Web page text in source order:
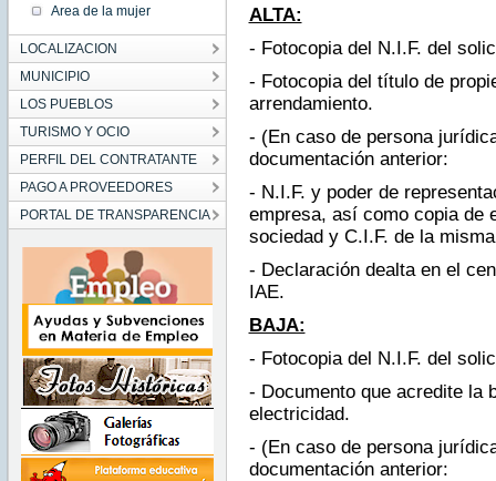
Area de la mujer
LOCALIZACION
MUNICIPIO
LOS PUEBLOS
TURISMO Y OCIO
PERFIL DEL CONTRATANTE
PAGO A PROVEEDORES
PORTAL DE TRANSPARENCIA
ALTA:
- Fotocopia del N.I.F. del
- Fotocopia del título de
arrendamiento.
- (En caso de persona
documentación anterior:
- N.I.F. y poder de
empresa, así como copia de
sociedad y C.I.F. de la
- Declaración dealta en el
IAE.
BAJA:
- Fotocopia del N.I.F. del
- Documento que acredite la
electricidad.
- (En caso de persona
documentación anterior: